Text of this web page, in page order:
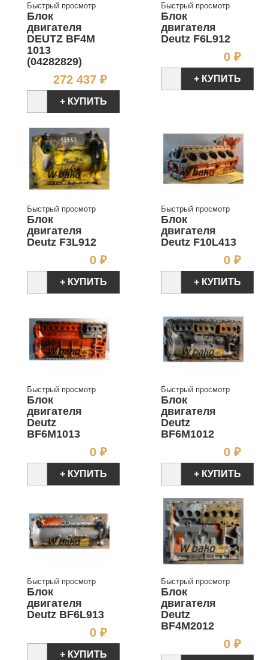
Быстрый просмотр
Блок
двигателя
DEUTZ BF4M
1013
(04282829)
272 437 ₽Цена
+ КУПИТЬ
Быстрый просмотр
Блок
двигателя
Deutz F6L912
0 ₽
+ КУПИТЬ
Быстрый просмотр
Блок
двигателя
Deutz F3L912
0 ₽Цена
+ КУПИТЬ
Быстрый просмотр
Блок
двигателя
Deutz F10L413
0 ₽
+ КУПИТЬ
Быстрый просмотр
Блок
двигателя
Deutz
BF6M1013
0 ₽Цена
+ КУПИТЬ
Быстрый просмотр
Блок
двигателя
Deutz
BF6M1012
0 ₽
+ КУПИТЬ
Быстрый просмотр
Блок
двигателя
Deutz BF6L913
0 ₽Цена
+ КУПИТЬ
Быстрый просмотр
Блок
двигателя
Deutz
BF4M2012
0 ₽